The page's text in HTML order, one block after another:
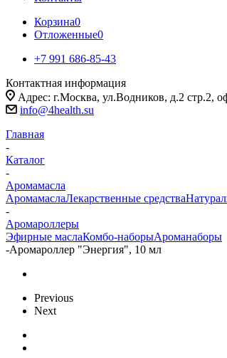
Корзина0
Отложенные0
+7 991 686-85-43
Контактная информация
Адрес: г.Москва, ул.Водников, д.2 стр.2,
info@4health.su
Главная
-
Каталог
-
Аромамасла
АромамаслаЛекарственные средства
-
Аромароллеры
Эфирные маслаКомбо-наборыАроманаборы
-Аромароллер "Энергия", 10 мл
Previous
Next